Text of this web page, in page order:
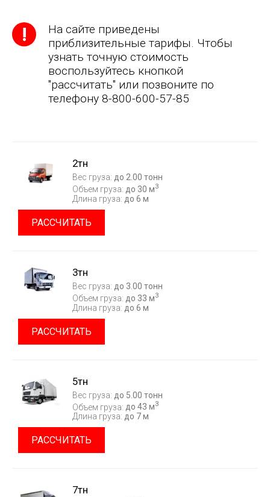
На сайте приведены
приблизительные тарифы. Чтобы
узнать точную стоимость
воспользуйтесь кнопкой
"рассчитать" или позвоните по
телефону 8-800-600-57-85
2тн
Вес груза: до 2.00 тонн
Объем груза: до 30 м3
Длина груза: до 6 м
РАССЧИТАТЬ
3тн
Вес груза: до 3.00 тонн
Объем груза: до 33 м3
Длина груза: до 6 м
РАССЧИТАТЬ
5тн
Вес груза: до 5.00 тонн
Объем груза: до 43 м3
Длина груза: до 7 м
РАССЧИТАТЬ
7тн